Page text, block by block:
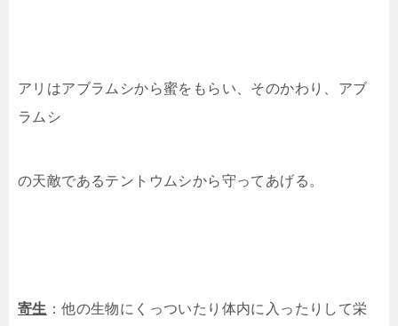
アリはアブラムシから蜜をもらい、そのかわり、アブ
ラムシ
の天敵であるテントウムシから守ってあげる。
寄生 ：他の生物にくっついたり体内に入ったりして栄